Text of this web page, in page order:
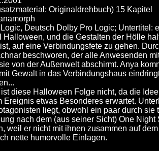
Originaldrehbuch) 15 Kapitel
Deutsch Dolby Pro Logic; Untertitel:
Halloween, und die Gestalten der Hölle
auf eine Verbindungsfete zu gehen.
beschworen, der alle Anwesenden
von der Außenwelt abschirmt. Anya
Gewalt in das Verbindungshaus
diese Halloween Folge nicht, da die
Ereignis etwas Besonderes erwartet.
liegt, obwohl ein paar durch
nach dem (aus seiner Sicht) One
weil er nicht mit ihnen zusammen auf
nette humorvolle Einlagen.